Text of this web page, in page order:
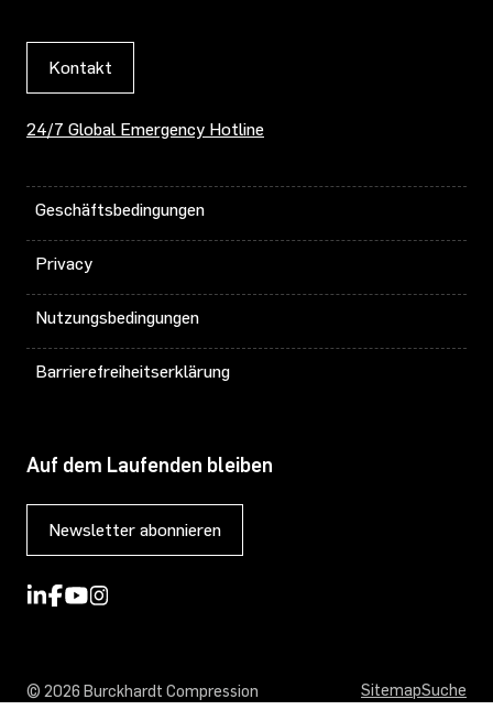
Kontakt
24/7 Global Emergency Hotline
Geschäftsbedingungen
Privacy
Nutzungsbedingungen
Barrierefreiheitserklärung
Auf dem Laufenden bleiben
Newsletter abonnieren
SitemapSuche
© 2026 Burckhardt Compression